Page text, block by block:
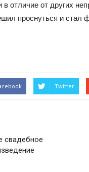
в отличие от других
проснуться и
Twitter
свадебное